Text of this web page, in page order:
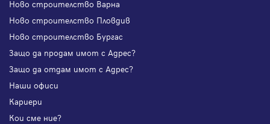
Ново строителство Варна
Ново строителство Пловдив
Ново строителство Бургас
Защо да продам имот с Адрес?
Защо да отдам имот с Адрес?
Наши офиси
Кариери
Кои сме ние?